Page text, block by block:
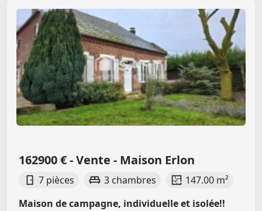
162900 € - Vente - Maison Erlon
7 pièces 3 chambres
147.00 m²
Maison de campagne, individuelle et isolée!!